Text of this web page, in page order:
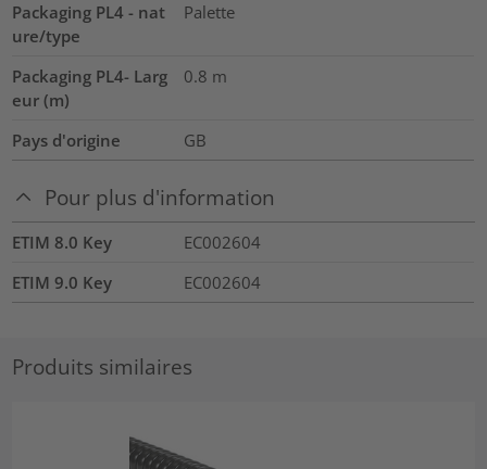
Packaging PL4 - nat
ure/type
Palette
Packaging PL4- Larg
eur (m)
0.8 m
Pays d'origine GB
Pour plus d'information
ETIM 8.0 Key
EC002604
ETIM 9.0 Key
EC002604
Produits similaires